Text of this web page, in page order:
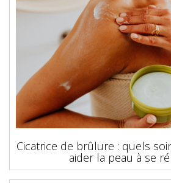
Cicatrice de brûlure : quels
aider la peau à se